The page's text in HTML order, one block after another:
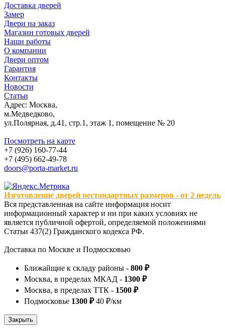
Доставка дверей
Замер
Двери на заказ
Магазин готовых дверей
Наши работы
О компании
Двери оптом
Гарантия
Контакты
Новости
Статьи
Адрес: Москва,
м.Медведково,
ул.Полярная, д.41, стр.1, этаж 1, помещение № 20
Посмотреть на карте
+7 (926) 160-77-44
+7 (495) 662-49-78
doors@porta-market.ru
Изготовление дверей нестандартных размеров - от 2 недель
Вся представленная на сайте информация носит
информационный характер и ни при каких условиях не
является публичной офертой, определяемой положениями
Статьи 437(2) Гражданского кодекса РФ.
Доставка по Москве и Подмосковью
Ближайщие к складу районы - 800 ₽
Москва, в пределах МКАД - 1300 ₽
Москва, в пределах ТТК - 1500 ₽
Подмосковье 1300 ₽40 ₽/км